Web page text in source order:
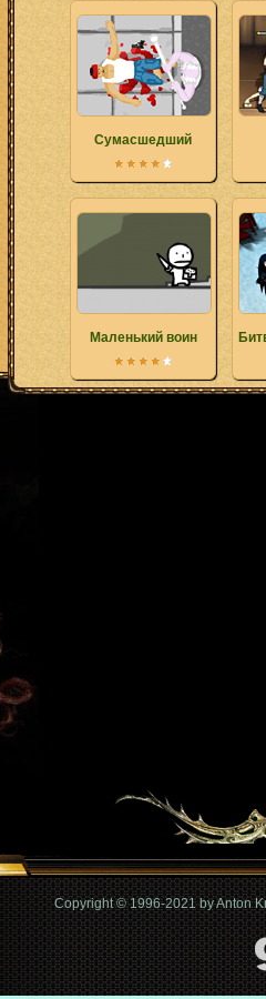
Сумасшедший
Маленький воин
Copyright © 1996-2021 by Anton